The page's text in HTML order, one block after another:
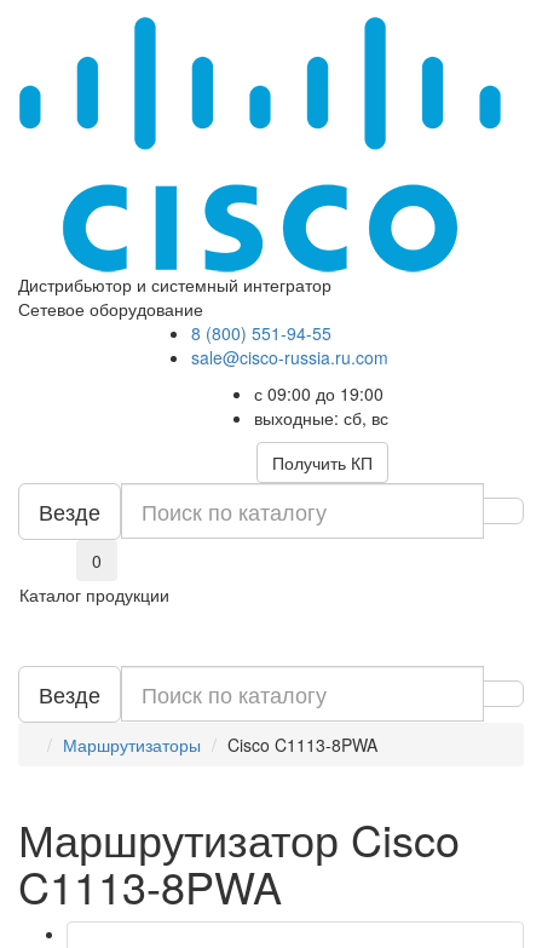
Дистрибьютор и системный интегратор
Сетевое оборудование
8 (800) 551-94-55
sale@cisco-russia.ru.com
с 09:00 до 19:00
выходные: сб, вс
Получить КП
Везде
0
Каталог продукции
Везде
Маршрутизаторы Cisco C1113-8PWA
Маршрутизатор Cisco
C1113-8PWA